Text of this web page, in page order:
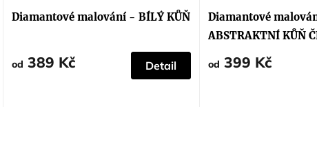
Diamantové malování - BÍLÝ KŮŇ
produktu
je
hvězdiček.
od 389 Kč Detail
Diamantové
ABSTRAKTNÍ KŮŇ
produktu
je
5,0
z
hvězdiček.
od 399 Kč